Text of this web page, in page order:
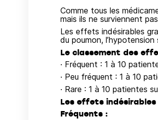
Comme tous les
mais ils ne surviennent
Les effets indésirables
du poumon,
Le classement des
· Fréquent : 1 à 10
· Peu fréquent : 1 à 10
· Rare : 1 à 10 patientes
Les effets
Fréquents :